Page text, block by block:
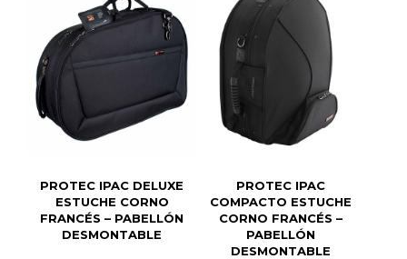
PROTEC IPAC DELUXE
ESTUCHE CORNO
FRANCÉS – PABELLÓN
DESMONTABLE
PROTEC IPAC
COMPACTO ESTUCHE
CORNO FRANCÉS –
PABELLÓN
DESMONTABLE